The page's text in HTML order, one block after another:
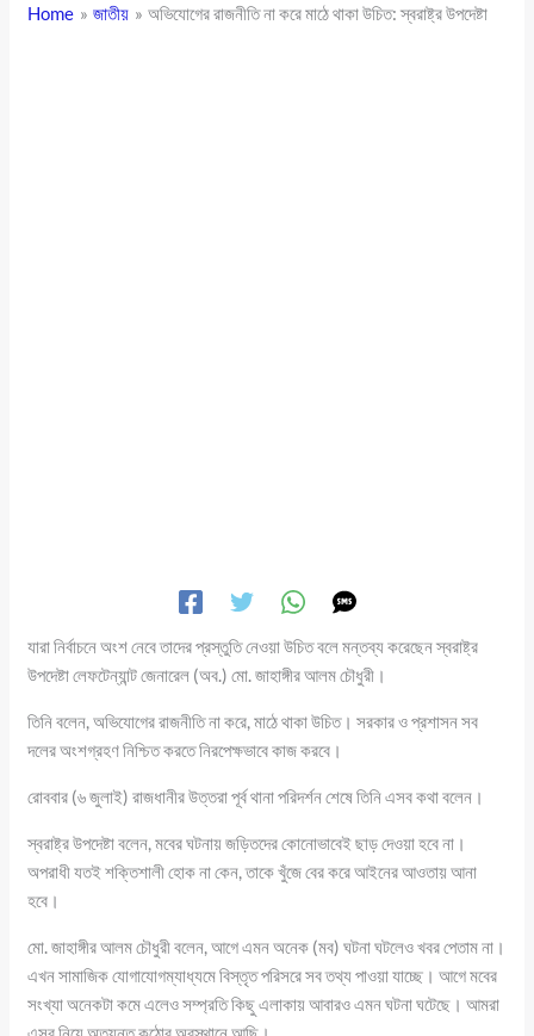
Home
জাতীয় অভিযোগের রাজনীতি না করে মাঠে থাকা উচিত: স্বরাষ্ট্র উপদেষ্টা
যারা নির্বাচনে অংশ নেবে তাদের প্রস্তুতি নেওয়া উচিত বলে মন্তব্য করেছেন স্বরাষ্ট্র
উপদেষ্টা লেফটেন্যান্ট জেনারেল (অব.) মো. জাহাঙ্গীর আলম চৌধুরী।
তিনি বলেন, অভিযোগের রাজনীতি না করে, মাঠে থাকা উচিত। সরকার ও প্রশাসন সব
দলের অংশগ্রহণ নিশ্চিত করতে নিরপেক্ষভাবে কাজ করবে।
রোববার (৬ জুলাই) রাজধানীর উত্তরা পূর্ব থানা পরিদর্শন শেষে তিনি এসব কথা বলেন।
স্বরাষ্ট্র উপদেষ্টা বলেন, মবের ঘটনায় জড়িতদের কোনোভাবেই ছাড় দেওয়া হবে না।
অপরাধী যতই শক্তিশালী হোক না কেন, তাকে খুঁজে বের করে আইনের আওতায় আনা
হবে।
মো. জাহাঙ্গীর আলম চৌধুরী বলেন, আগে এমন অনেক (মব) ঘটনা ঘটলেও খবর পেতাম না।
এখন সামাজিক যোগাযোগম্যাধ্যমে বিস্তৃত পরিসরে সব তথ্য পাওয়া যাচ্ছে। আগে মবের
সংখ্যা অনেকটা কমে এলেও সম্প্রতি কিছু এলাকায় আবারও এমন ঘটনা ঘটেছে। আমরা